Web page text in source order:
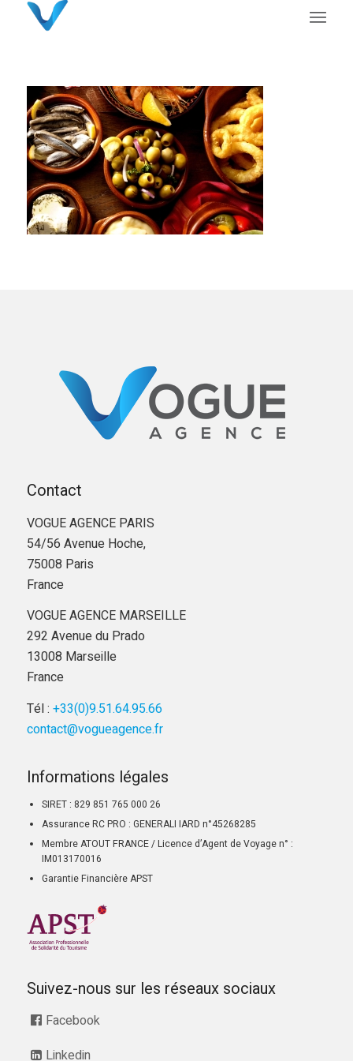
Contact
VOGUE AGENCE PARIS
54/56 Avenue Hoche,
75008 Paris
France
VOGUE AGENCE MARSEILLE
292 Avenue du Prado
13008 Marseille
France
Tél : +33(0)9.51.64.95.66
contact@vogueagence.fr
Informations légales
SIRET : 829 851 765 000 26
Assurance RC PRO : GENERALI IARD n°45268285
Membre ATOUT FRANCE / Licence d’Agent de Voyage n° :
IM013170016
Garantie Financière APST
Suivez-nous sur les réseaux sociaux
Facebook
Linkedin